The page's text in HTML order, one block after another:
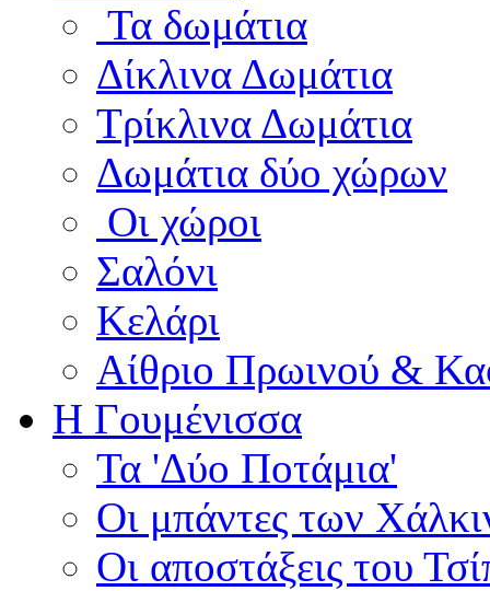
Τα δωμάτια
Δίκλινα Δωμάτια
Τρίκλινα Δωμάτια
Δωμάτια δύο χώρων
Οι χώροι
Σαλόνι
Κελάρι
Αίθριο Πρωινού &
Η Γουμένισσα
Τα 'Δύο Ποτάμια'
Οι μπάντες των
Οι αποστάξεις του